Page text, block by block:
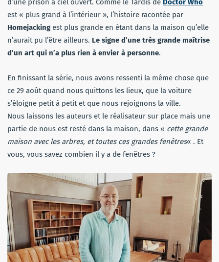
est « plus grand à l’intérieur », l’histoire racontée par
Homejackingest plus grande en étant dans la maison qu’elle
n’aurait pu l’être ailleurs. Le signe d’une très grande maîtrise
d’un art qui n’a plus rien à envier à personne.
En finissant la série, nous avons ressenti la même chose que
ce 29 août quand nous quittons les lieux, que la voiture
s’éloigne petit à petit et que nous rejoignons la ville.
Nous laissons les auteurs et le réalisateur sur place mais une
partie de nous est resté dans la maison, dans « cette grande
maison avec les arbres, et toutes ces grandes fenêtres« . Et
vous, vous savez combien il y a de fenêtres ?